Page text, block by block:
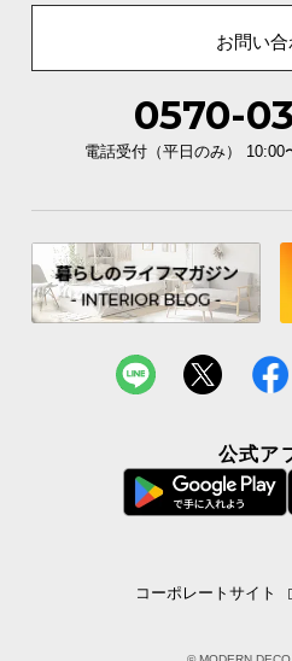
お問い
0570-
電話受付（平日のみ） 10:00
公式ア
コーポレートサイト